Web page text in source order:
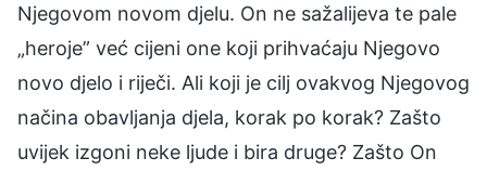
Njegovom novom djelu. On ne sažalijeva te pale
„heroje” već cijeni one koji prihvaćaju Njegovo
novo djelo i riječi. Ali koji je cilj ovakvog Njegovog
načina obavljanja djela, korak po korak? Zašto
uvijek izgoni neke ljude i bira druge? Zašto On